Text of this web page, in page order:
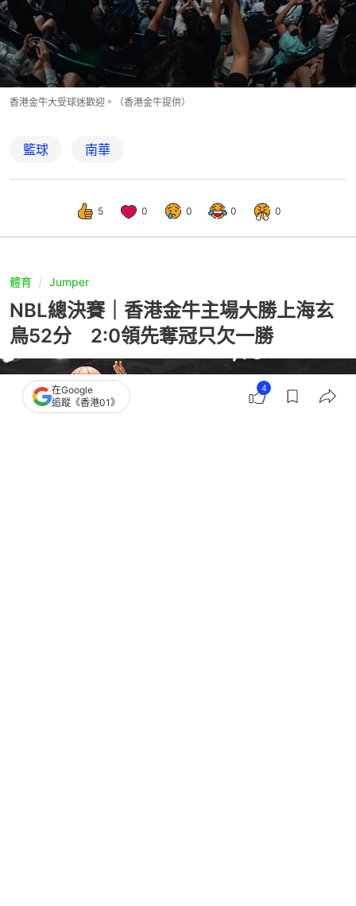
香港金牛大受球迷歡迎。（香港金牛提供）
籃球 南華
5 0 0 0 0
體育 Jumper
NBL總決賽｜香港金牛主場大勝上海玄
鳥52分 2:0領先奪冠只欠一勝
在Google
追蹤《香港01》
4